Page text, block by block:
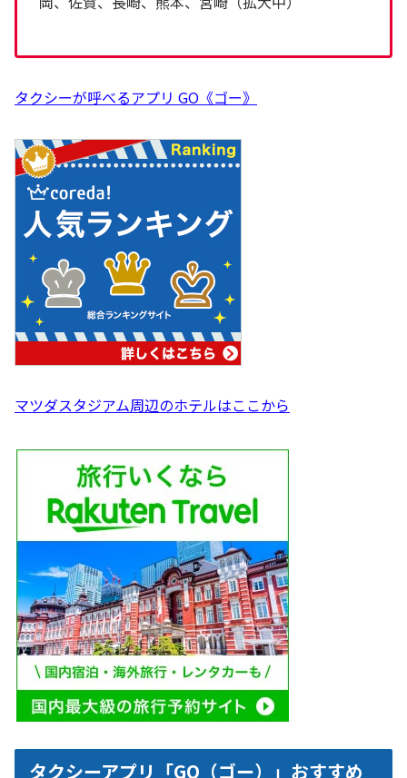
タクシーが呼べるアプリ GO《ゴー》
マツダスタジアム周辺のホテルはここから
タクシーアプリ「GO（ゴー）」おすすめ